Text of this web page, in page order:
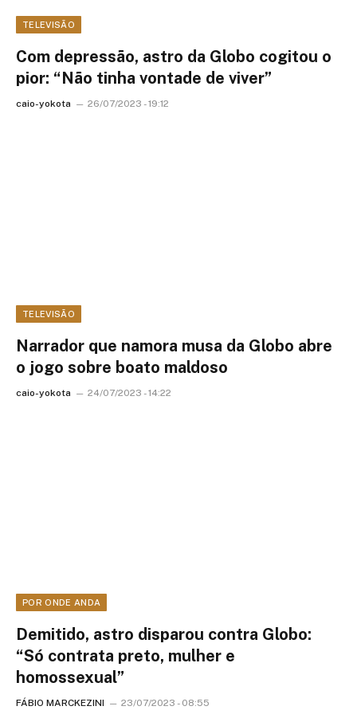
TELEVISÃO
Com depressão, astro da Globo cogitou o
pior: “Não tinha vontade de viver”
caio-yokota 26/07/2023 - 19:12
TELEVISÃO
Narrador que namora musa da Globo abre
o jogo sobre boato maldoso
caio-yokota 24/07/2023 - 14:22
POR ONDE ANDA
Demitido, astro disparou contra Globo:
“Só contrata preto, mulher e
homossexual”
FÁBIO MARCKEZINI 23/07/2023 - 08:55